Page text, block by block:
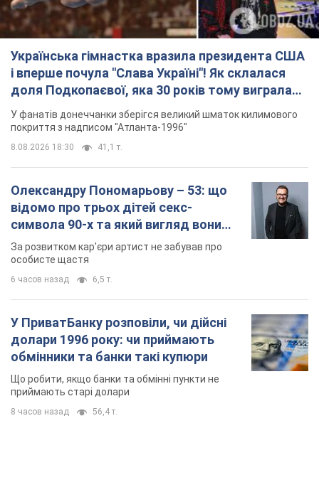
Українська гімнастка вразила президента США
і вперше почула "Слава Україні"! Як склалася
доля Подкопаєвої, яка 30 років тому виграла
"золото" Олімпіади
У фанатів донеччанки зберігся великий шматок килимового
покриття з надписом "Атланта-1996"
8.08.2026 18:30 41,1 т.
Олександру Пономарьову – 53: що
відомо про трьох дітей секс-
символа 90-х та який вигляд вони
мають
За розвитком кар'єри артист не забував про
особисте щастя
6 часов назад 6,5 т.
У ПриватБанку розповіли, чи дійсні
долари 1996 року: чи приймають
обмінники та банки такі купюри
Що робити, якщо банки та обмінні пункти не
приймають старі долари
8 часов назад 56,4 т.